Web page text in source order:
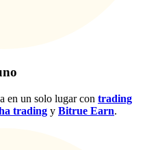
en un solo lugar con trading
trading y Bitrue Earn.